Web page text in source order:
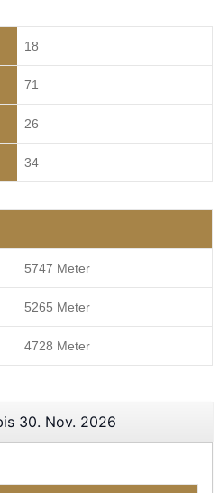
18
71
26
34
5747 Meter
5265 Meter
4728 Meter
30. Nov. 2026